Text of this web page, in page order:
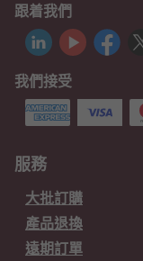
跟着我們
我們接受
服務
大批訂購
產品退換
遠期訂單